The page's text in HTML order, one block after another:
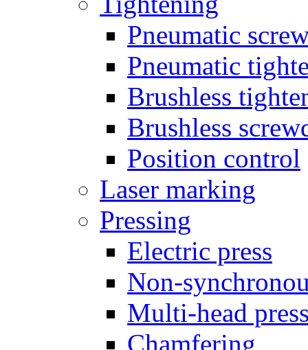
Pneumatic
Pneumatic
Brushless
Brushless
Position control
Laser marking
Pressing
Electric press
Non-
Multi-head
Chamfering